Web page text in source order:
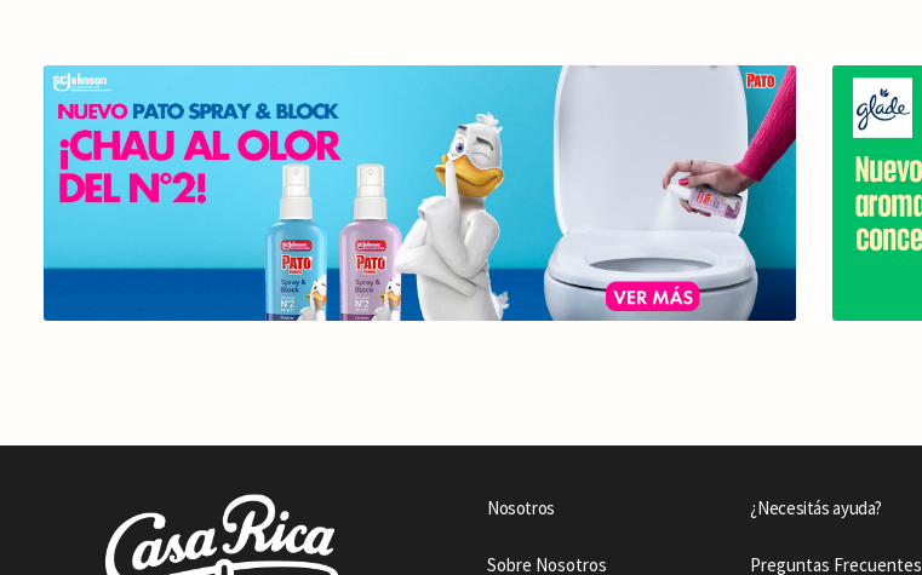
Nosotros
Sobre Nosotros
¿Necesitás ayuda?
Preguntas Frecuentes